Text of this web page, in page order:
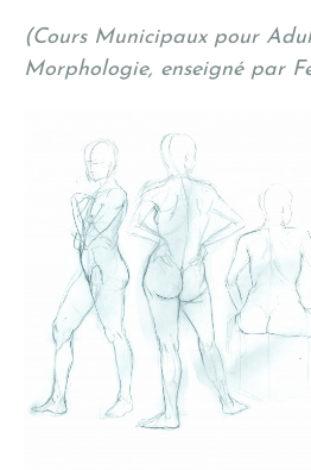
(Cours Municipaux pour
Morphologie, enseigné par